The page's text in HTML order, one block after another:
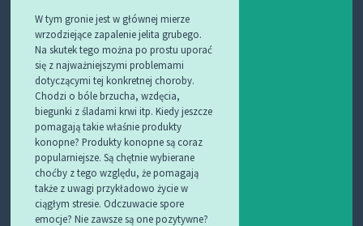
W tym gronie jest w głównej mierze
wrzodziejące zapalenie jelita grubego.
Na skutek tego można po prostu uporać
się z najważniejszymi problemami
dotyczącymi tej konkretnej choroby.
Chodzi o bóle brzucha, wzdęcia,
biegunki z śladami krwi itp. Kiedy jeszcze
pomagają takie właśnie produkty
konopne? Produkty konopne są coraz
popularniejsze. Są chętnie wybierane
choćby z tego względu, że pomagają
także z uwagi przykładowo życie w
ciągłym stresie. Odczuwacie spore
emocje? Nie zawsze są one pozytywne?